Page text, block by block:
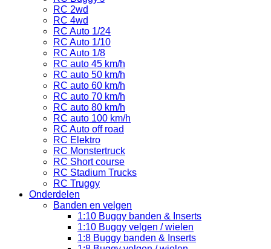
RC 2wd
RC 4wd
RC Auto 1/24
RC Auto 1/10
RC Auto 1/8
RC auto 45 km/h
RC auto 50 km/h
RC auto 60 km/h
RC auto 70 km/h
RC auto 80 km/h
RC auto 100 km/h
RC Auto off road
RC Elektro
RC Monstertruck
RC Short course
RC Stadium Trucks
RC Truggy
Onderdelen
Banden en velgen
1:10 Buggy banden & Inserts
1:10 Buggy velgen / wielen
1:8 Buggy banden & Inserts